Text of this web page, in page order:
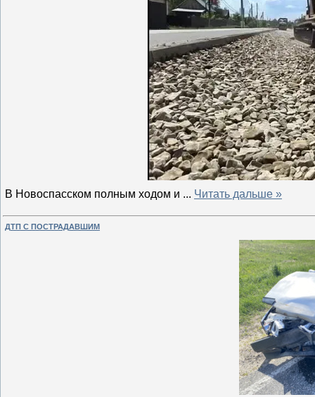
В Новоспасском полным ходом и ... Читать дальше »
ДТП С ПОСТРАДАВШИМ